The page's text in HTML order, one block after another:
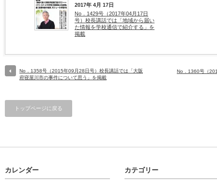
2017年 4月 17日
No．1429号（2017年04月17日
号）校長講話では「地域から届い
た情報を学校通信で紹介する」を
掲載
No．1358号（2015年09月28日号）校長講話では「大阪
府寝屋川市の事件について思う」を掲載
No．1360号（
トップページに戻る
カレンダー カテゴリー